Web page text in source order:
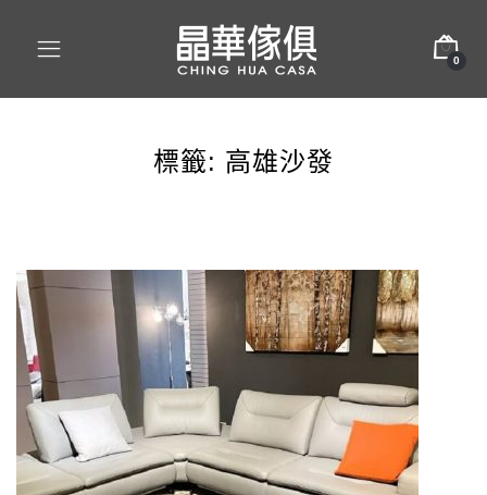
0
標籤: 高雄沙發